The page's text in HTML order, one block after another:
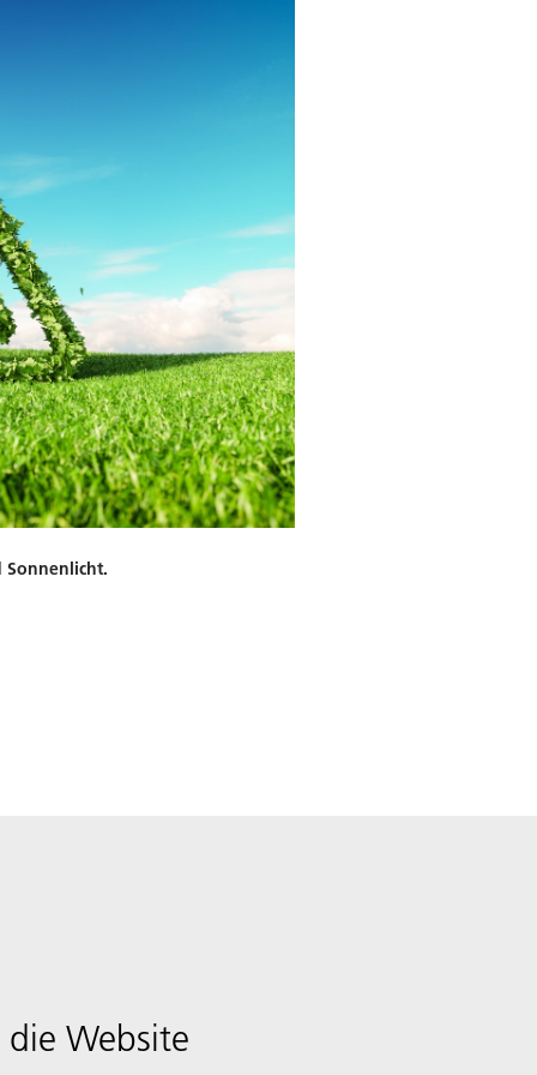
Sonnenlicht.
Website